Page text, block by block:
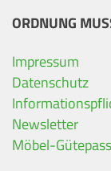
ORDNUNG
Impressum
Datenschutz
Newsletter
Möbel-Gütepass
Ihre
Alle mit
Name